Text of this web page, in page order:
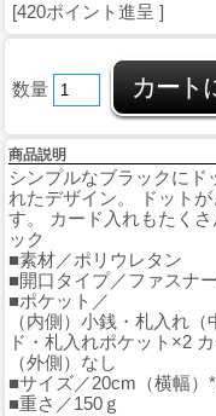
[420ポイント進呈 ]
数量
商品説明
シンプルなブラックにド
れたデザイン。 ドット
す。 カード入れもたく
ック
■素材／ポリウレタン
■開口タイプ／ファスナ
■ポケット／
（内側）小銭・札入れ
ド・札入れポケット×2
（外側）なし
■サイズ／20cm（横幅）
■重さ／150ｇ